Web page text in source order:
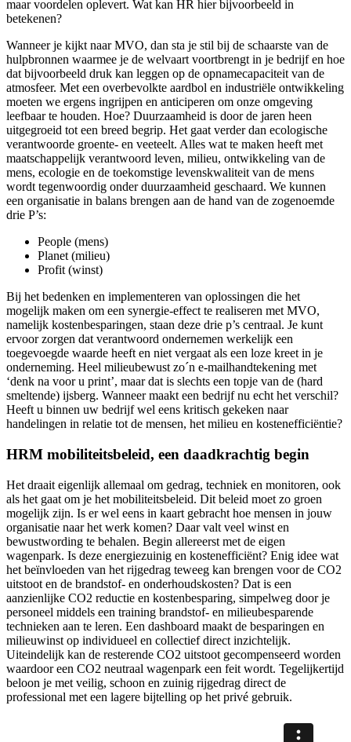
maar voordelen oplevert. Wat kan HR hier bijvoorbeeld in
betekenen?
Wanneer je kijkt naar MVO, dan sta je stil bij de schaarste van de
hulpbronnen waarmee je de welvaart voortbrengt in je bedrijf en hoe
dat bijvoorbeeld druk kan leggen op de opnamecapaciteit van de
atmosfeer. Met een overbevolkte aardbol en industriële ontwikkeling
moeten we ergens ingrijpen en anticiperen om onze omgeving
leefbaar te houden. Hoe? Duurzaamheid is door de jaren heen
uitgegroeid tot een breed begrip. Het gaat verder dan ecologische
verantwoorde groente- en veeteelt. Alles wat te maken heeft met
maatschappelijk verantwoord leven, milieu, ontwikkeling van de
mens, ecologie en de toekomstige levenskwaliteit van de mens
wordt tegenwoordig onder duurzaamheid geschaard. We kunnen
een organisatie in balans brengen aan de hand van de zogenoemde
drie P’s:
People (mens)
Planet (milieu)
Profit (winst)
Bij het bedenken en implementeren van oplossingen die het
mogelijk maken om een synergie-effect te realiseren met MVO,
namelijk kostenbesparingen, staan deze drie p’s centraal. Je kunt
ervoor zorgen dat verantwoord ondernemen werkelijk een
toegevoegde waarde heeft en niet vergaat als een loze kreet in je
onderneming. Heel milieubewust zo´n e-mailhandtekening met
‘denk na voor u print’, maar dat is slechts een topje van de (hard
smeltende) ijsberg. Wanneer maakt een bedrijf nu echt het verschil?
Heeft u binnen uw bedrijf wel eens kritisch gekeken naar
handelingen in relatie tot de mensen, het milieu en kostenefficiëntie?
HRM mobiliteitsbeleid, een daadkrachtig begin
Het draait eigenlijk allemaal om gedrag, techniek en monitoren, ook
als het gaat om je het mobiliteitsbeleid. Dit beleid moet zo groen
mogelijk zijn. Is er wel eens in kaart gebracht hoe mensen in jouw
organisatie naar het werk komen? Daar valt veel winst en
bewustwording te behalen. Begin allereerst met de eigen
wagenpark. Is deze energiezuinig en kostenefficiënt? Enig idee wat
het beïnvloeden van het rijgedrag teweeg kan brengen voor de CO2
uitstoot en de brandstof- en onderhoudskosten? Dat is een
aanzienlijke CO2 reductie en kostenbesparing, simpelweg door je
personeel middels een training brandstof- en milieubesparende
technieken aan te leren. Een dashboard maakt de besparingen en
milieuwinst op individueel en collectief direct inzichtelijk.
Uiteindelijk kan de resterende CO2 uitstoot gecompenseerd worden
waardoor een CO2 neutraal wagenpark een feit wordt. Tegelijkertijd
beloon je met veilig, schoon en zuinig rijgedrag direct de
professional met een lagere bijtelling op het privé gebruik.